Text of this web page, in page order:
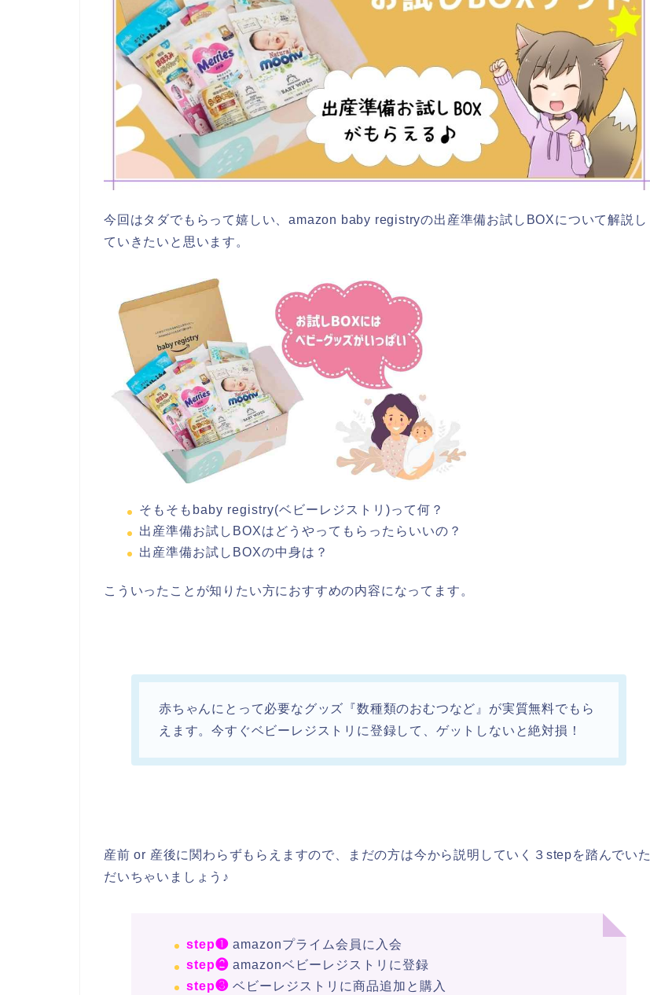
今回はタダでもらって嬉しい、amazon baby registryの出産準備お試しBOXについて解説し
ていきたいと思います。
そもそもbaby registry(ベビーレジストリ)って何？
出産準備お試しBOXはどうやってもらったらいいの？
出産準備お試しBOXの中身は？
こういったことが知りたい方におすすめの内容になってます。
赤ちゃんにとって必要なグッズ『数種類のおむつなど』が実質無料でもら
えます。今すぐベビーレジストリに登録して、ゲットしないと絶対損！
産前 or 産後に関わらずもらえますので、まだの方は今から説明していく３stepを踏んでいた
だいちゃいましょう♪
step❶amazonプライム会員に入会
step❷amazonベビーレジストリに登録
step❸ベビーレジストリに商品追加と購入